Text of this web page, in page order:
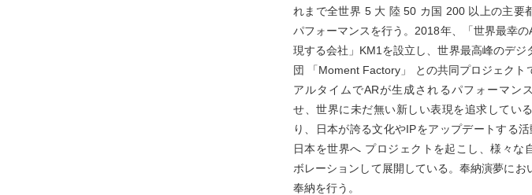
れまで全世界 5 大 陸 50 カ国 200 以上の主要
パフォーマンスを行う。2018年、「世界最幸の
現する会社」KM1を設立し、世界最高峰のデジ
団 「Moment Factory」 との共同プロジェクト
アルタイムでARが生成されるパフォーマン
せ、世界に未だ無い新しい表現を追求してい
り、日本が誇る文化やIPをアップデートする
日本を世界へ プロジェクトを起こし、様々な
ボレーションして展開している。奉納演夢にお
奉納を行う。